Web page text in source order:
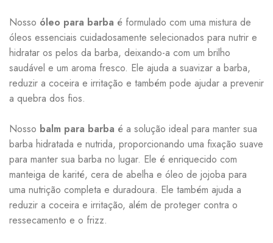
Nosso óleo para barba é formulado com uma mistura de
óleos essenciais cuidadosamente selecionados para nutrir e
hidratar os pelos da barba, deixando-a com um brilho
saudável e um aroma fresco. Ele ajuda a suavizar a barba,
reduzir a coceira e irritação e também pode ajudar a prevenir
a quebra dos fios.
Nosso balm para barba é a solução ideal para manter sua
barba hidratada e nutrida, proporcionando uma fixação suave
para manter sua barba no lugar. Ele é enriquecido com
manteiga de karité, cera de abelha e óleo de jojoba para
uma nutrição completa e duradoura. Ele também ajuda a
reduzir a coceira e irritação, além de proteger contra o
ressecamento e o frizz.